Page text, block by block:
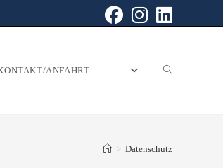
ANFAHRT
> Datenschutz